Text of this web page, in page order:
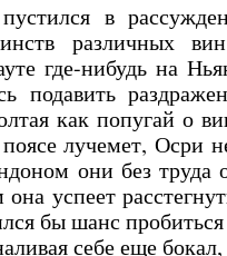
в
различных
где-нибудь на
подавить
как попугай о
лучемет, Осри
они без труда
успеет
бы шанс
себе еще